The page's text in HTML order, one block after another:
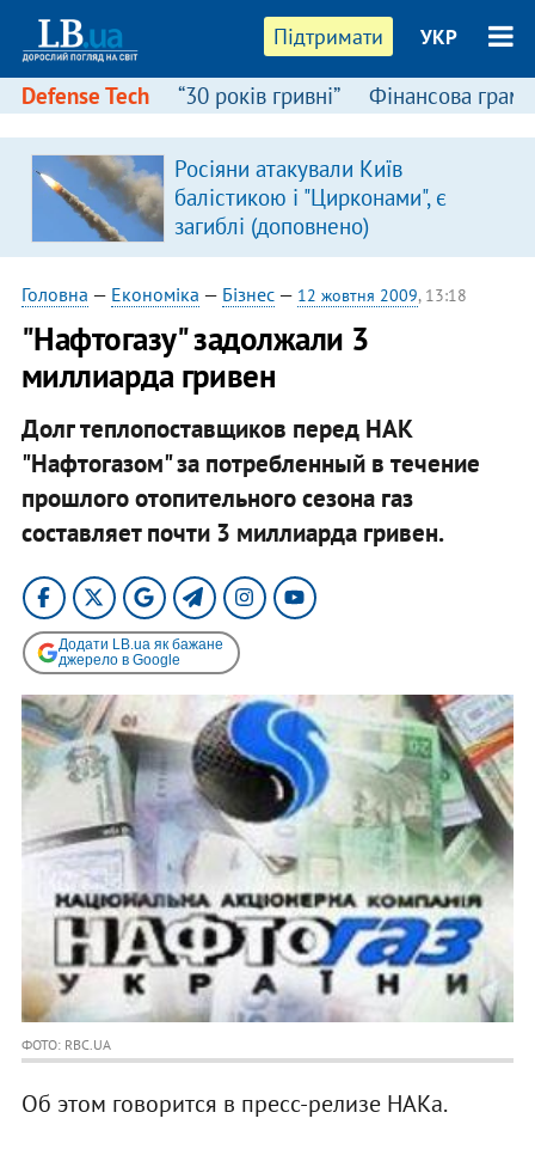
Підтримати УКР
Defense Tech “30 років гривні” Фінансова
Росіяни атакували Київ
балістикою і "Цирконами", є
загиблі (доповнено)
Головна — Економіка — Бізнес— 12 жовтня 2009, 13:18
"Нафтогазу" задолжали 3
миллиарда гривен
Долг теплопоставщиков перед НАК
"Нафтогазом" за потребленный в течение
прошлого отопительного сезона газ
составляет почти 3 миллиарда гривен.
Додати LB.ua як бажане
джерело в Google
ФОТО: RBC.UA
Об этом говорится в пресс-релизе НАКа.